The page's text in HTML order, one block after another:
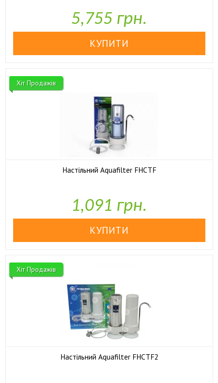
5,755 грн.
Хіт Продажів
Настільний Aquafilter FHCTF
1,091 грн.
Хіт Продажів
Настільний Aquafilter FHCTF2